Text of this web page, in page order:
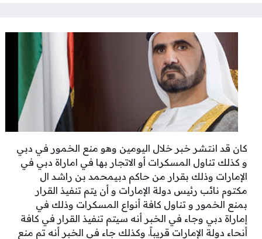
كان قد انتشر خبر خلال اليومين وهو منع الخمور في دبي
و كذلك تناول المسكرات أو الاتجار بها في اماراة دبي في
الإمارات وذلك بقرار من حاكم دبيمحمد بن راشد ال
مكتوم نائب رئيس دولة الإمارات و أن يتم تنفيذ القرار
بمنع الخمور و تناول كافة أنواع المسكرات وذلك في
إماراة دبي وجاء في الخبر أنه سيتم تنفيذ القرار في كافة
أنحاء دولة الإمارات قريباً. وكذلك جاء في الخبر أنه تم منع